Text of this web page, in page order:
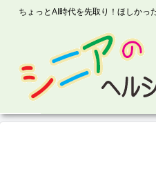
ちょっとAI時代を先取り！ほしかっ